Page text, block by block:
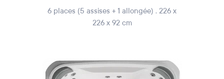
6 places (5 assises + 1 allongée) . 226 x
226 x 92 cm